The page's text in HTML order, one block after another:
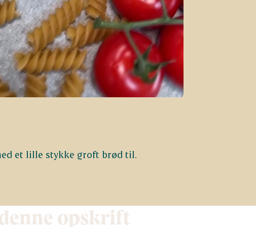
et lille stykke groft brød til.
opskrift